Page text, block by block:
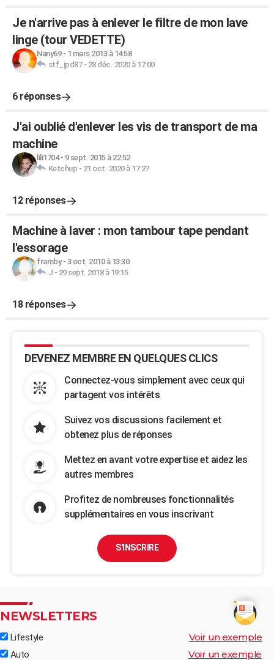
Je n'arrive pas à enlever le filtre de mon lave
linge (tour VEDETTE)
Nany69- 1 mars 2013 à 14:58
stf_jpd87- 28 déc. 2020 à 17:00
6 réponses
J'ai oublié d'enlever les vis de transport de ma
machine
lili1704- 9 sept. 2015 à 22:52
Ketchup - 21 oct. 2020 à 17:27
12 réponses
Machine à laver : mon tambour tape pendant
l'essorage
framby- 3 oct. 2010 à 13:30
J - 29 sept. 2018 à 19:15
18 réponses
DEVENEZ MEMBRE EN QUELQUES CLICS
Connectez-vous simplement avec ceux qui
partagent vos intérêts
Suivez vos discussions facilement et
obtenez plus de réponses
Mettez en avant votre expertise et aidez les
autres membres
Profitez de nombreuses fonctionnalités
supplémentaires en vous inscrivant
S'INSCRIRE
NEWSLETTERS
Lifestyle Voir un exemple
Auto Voir un exemple